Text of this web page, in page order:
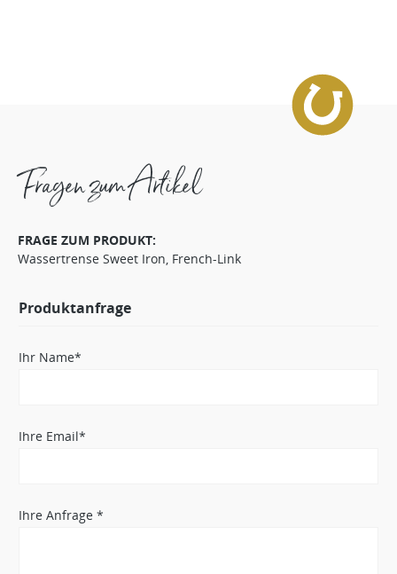
Fragen zum Artikel
FRAGE ZUM PRODUKT:
Wassertrense Sweet Iron, French-Link
Produktanfrage
Ihr Name*
Ihre Email*
Ihre Anfrage *